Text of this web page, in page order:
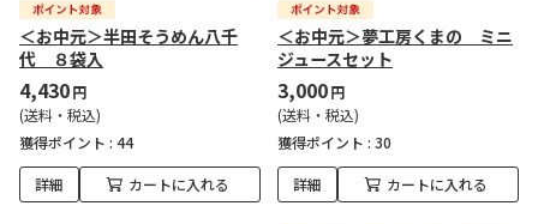
＜お中元＞半田そうめん八千
代 ８袋入
4,430円
(送料・税込)
獲得ポイント : 44
詳細 カートに入れる
＜お中元＞夢工房くまの ミニ
ジュースセット
3,000円
(送料・税込)
獲得ポイント : 30
詳細 カートに入れる